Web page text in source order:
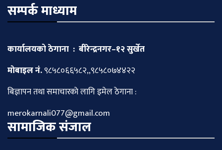
सम्पर्क माध्याम
कार्यालयको ठेगाना : बीरेन्द्रनगर–१२ सुर्खेत
माेबाइल नं.९८५८०६६५८२,,९८५८०७४४२२
बिज्ञापन तथा समाचारकाे लागि इमेल ठेगाना :
merokarnali077@gmail.com
सामाजिक संजाल